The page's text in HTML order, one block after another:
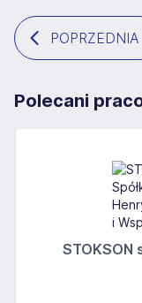
POPRZEDNIA
Polecani
STOKSON